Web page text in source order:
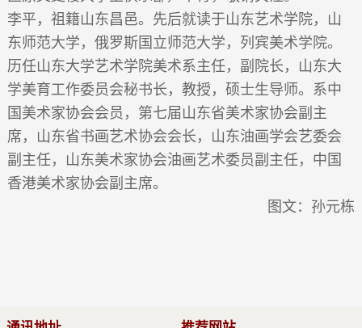
李平，祖籍山东昌邑。先后就读于山东艺术学院，山
东师范大学，俄罗斯国立师范大学，列宾美术学院。
历任山东大学艺术学院美术系主任，副院长，山东大
学美育工作委员会秘书长，教授，硕士生导师。系中
国美术家协会会员，第七届山东省美术家协会副主
席，山东省书画艺术协会会长，山东油画学会艺委会
副主任，山东美术家协会油画艺术委员副主任，中国
香港美术家协会副主席。
图文：孙元栋